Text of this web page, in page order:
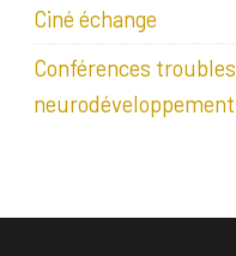
Ciné échange
Conférences troubles
neurodéveloppement